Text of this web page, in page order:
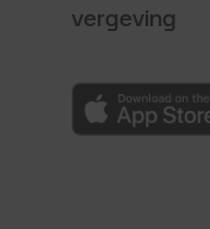
vergeving